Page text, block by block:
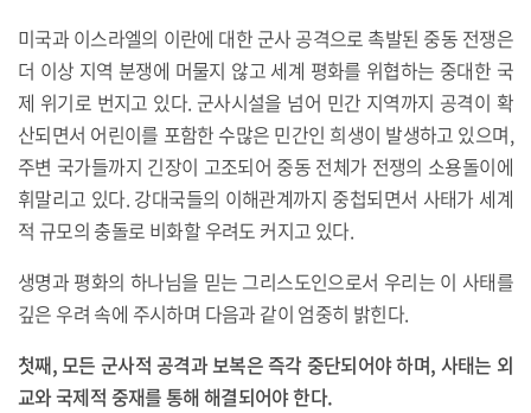
미국과 이스라엘의 이란에 대한 군사 공격으로 촉발된 중동 전쟁은
더 이상 지역 분쟁에 머물지 않고 세계 평화를 위협하는 중대한 국
제 위기로 번지고 있다. 군사시설을 넘어 민간 지역까지 공격이 확
산되면서 어린이를 포함한 수많은 민간인 희생이 발생하고 있으며,
주변 국가들까지 긴장이 고조되어 중동 전체가 전쟁의 소용돌이에
휘말리고 있다. 강대국들의 이해관계까지 중첩되면서 사태가 세계
적 규모의 충돌로 비화할 우려도 커지고 있다.
생명과 평화의 하나님을 믿는 그리스도인으로서 우리는 이 사태를
깊은 우려 속에 주시하며 다음과 같이 엄중히 밝힌다.
첫째, 모든 군사적 공격과 보복은 즉각 중단되어야 하며, 사태는 외
교와 국제적 중재를 통해 해결되어야 한다.